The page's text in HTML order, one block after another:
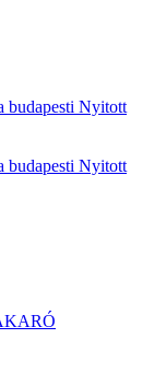
budapesti Nyitott
budapesti Nyitott